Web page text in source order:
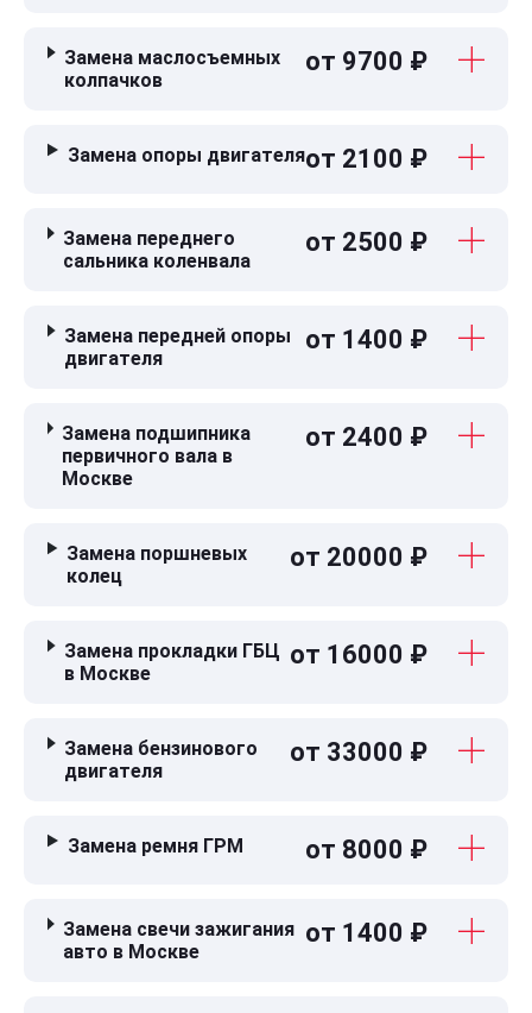
Замена маслосъемных
колпачков
от 9700 ₽
Замена опоры двигателяот 2100 ₽
Замена переднего
сальника коленвала
от 2500 ₽
Замена передней опоры
двигателя
от 1400 ₽
Замена подшипника
первичного вала в
Москве
от 2400 ₽
Замена поршневых
колец
от 20000 ₽
Замена прокладки ГБЦ
в Москве
от 16000 ₽
Замена бензинового
двигателя
от 33000 ₽
Замена ремня ГРМ от 8000 ₽
Замена свечи зажигания
авто в Москве
от 1400 ₽